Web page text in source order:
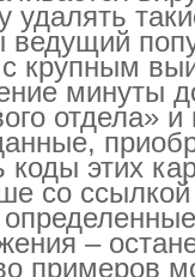
удалять
крупным
минуты
отдела»
этих
со ссылкой
–
примеров